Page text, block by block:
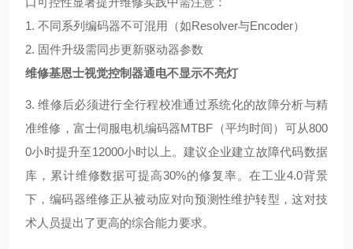
1. 不同系列编码器不可混用（如Resolver与Encoder）
2. 固件升级需同步更新驱动器参数
维修基恩士视觉控制器通电不显示不亮灯
3. 维修后必须进行全行程校准通过系统化的故障分析与精
准维修，富士伺服电机编码器MTBF（平均时间）可从800
0小时提升至12000小时以上。建议企业建立故障代码数据
库，累计维修数据可提高30%的修复率。在工业4.0背景
下，编码器维修正从被动应对向预测性维护转型，这对技
术人员提出了更高的综合能力要求。